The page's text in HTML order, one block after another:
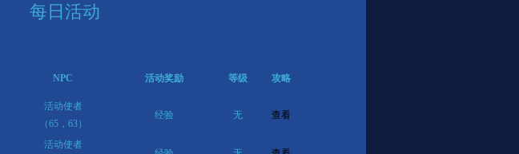
每日活动
NPC 活动奖励 等级 攻略
活动使者
（65，63）
经验 无 查看
活动使者